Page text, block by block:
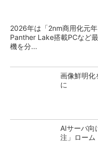
2026年は「2nm商用化元年
Panther Lake搭載PCなど
機を分...
画像鮮明
に
AIサーバ向
注」ローム